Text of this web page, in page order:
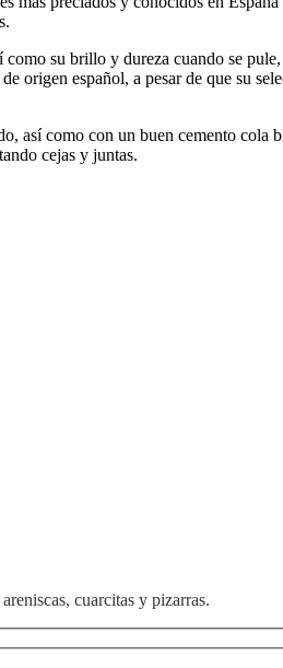
su brillo y dureza cuando se
español, a pesar de que su
así como con un buen cemento
cejas y juntas.
cuarcitas y pizarras.